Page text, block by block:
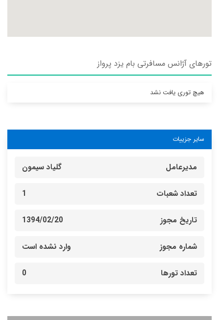
تورهای آژانس مسافرتی بام يزد پرواز
هیچ توری یافت نشد
سایر جزییات
مدیرعامل گلیاد سیمون
تعداد شعبات 1
تاریخ مجوز 1394/02/20
شماره مجوز وارد نشده است
تعداد تورها 0